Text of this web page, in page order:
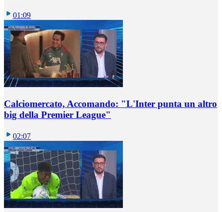
01:09
Calciomercato, Accomando: "L'Inter punta un altro
big della Premier League"
02:07